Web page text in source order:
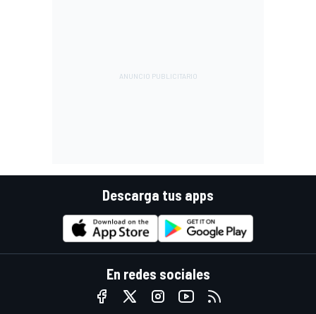
Descarga tus apps
En redes sociales